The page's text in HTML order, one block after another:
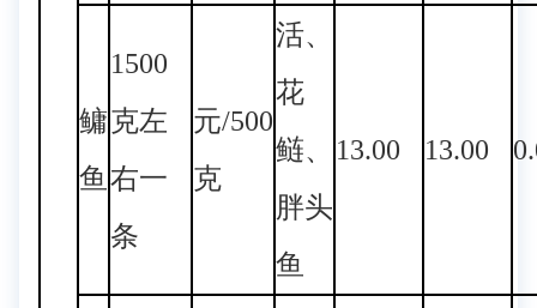
鳙
鱼
1500
克左
右一
条
元/500
克
活、
花
鲢、
胖头
鱼
13.00 13.00